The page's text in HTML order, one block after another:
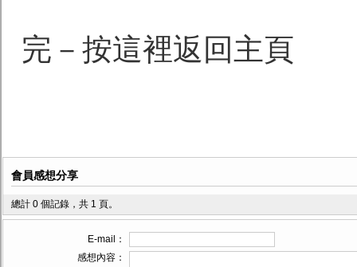
完－按這裡返回主頁
會員感想分享
總計 0 個記錄，共 1 頁。
E-mail：
感想內容：